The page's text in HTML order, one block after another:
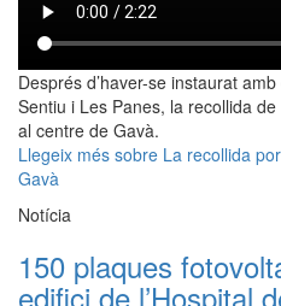
Després d’haver-se instaurat
Sentiu i Les Panes, la recollida
al centre de Gavà.
Llegeix més sobre La recollida
Gavà
Notícia
150 plaques
edifici de l’Hospital